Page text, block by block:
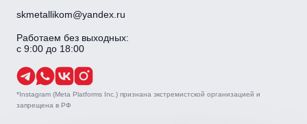
skmetallikom@yandex.ru
Работаем без выходных:
с 9:00 до 18:00
*Instagram (Meta Platforms Inc.) признана экстремистской организацией и
запрещена в РФ